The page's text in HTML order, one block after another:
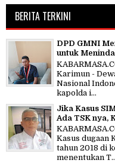
BERITA TERKINI
DPD GMNI
untuk
Karimun -
Nasional
kapolda i...
Jika Kasus
Ada TSK nya,
Kasus dugaan
tahun 2018 di
menentukan